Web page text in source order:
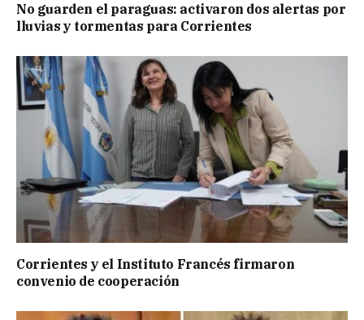
No guarden el paraguas: activaron dos alertas por
lluvias y tormentas para Corrientes
Corrientes y el Instituto Francés firmaron
convenio de cooperación